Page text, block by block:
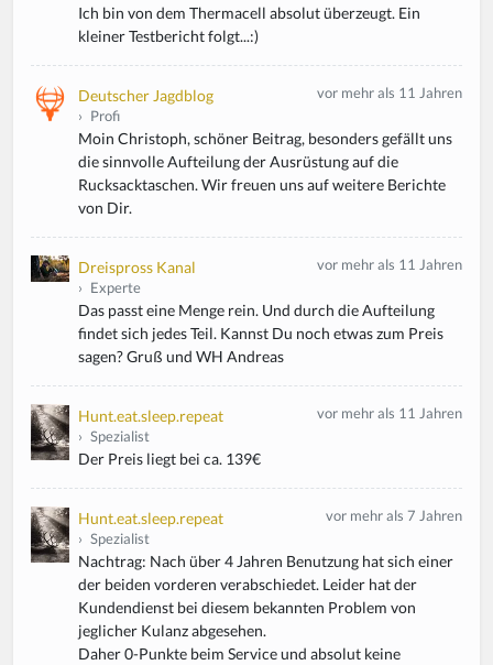
Ich bin von dem Thermacell absolut überzeugt. Ein
kleiner Testbericht folgt...:)
Deutscher Jagdblog
› Profi
vor mehr als 11 Jahren
Moin Christoph, schöner Beitrag, besonders gefällt uns
die sinnvolle Aufteilung der Ausrüstung auf die
Rucksacktaschen. Wir freuen uns auf weitere Berichte
von Dir.
Dreispross Kanal
› Experte
vor mehr als 11 Jahren
Das passt eine Menge rein. Und durch die Aufteilung
findet sich jedes Teil. Kannst Du noch etwas zum Preis
sagen? Gruß und WH Andreas
Hunt.eat.sleep.repeat
› Spezialist
vor mehr als 11 Jahren
Der Preis liegt bei ca. 139€
Hunt.eat.sleep.repeat
› Spezialist
vor mehr als 7 Jahren
Nachtrag: Nach über 4 Jahren Benutzung hat sich einer
der beiden vorderen verabschiedet. Leider hat der
Kundendienst bei diesem bekannten Problem von
jeglicher Kulanz abgesehen.
Daher 0-Punkte beim Service und absolut keine